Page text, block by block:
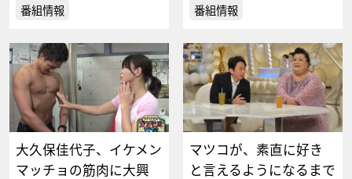
番組情報
番組情報
大久保佳代子、イケメン
マッチョの筋肉に大興
マツコが、素直に好き
と言えるようになるまで